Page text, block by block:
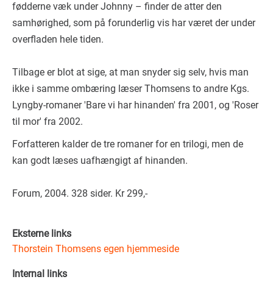
fødderne væk under Johnny – finder de atter den
samhørighed, som på forunderlig vis har været der under
overfladen hele tiden.
Tilbage er blot at sige, at man snyder sig selv, hvis man
ikke i samme ombæring læser Thomsens to andre Kgs.
Lyngby-romaner 'Bare vi har hinanden' fra 2001, og 'Roser
til mor' fra 2002.
Forfatteren kalder de tre romaner for en trilogi, men de
kan godt læses uafhængigt af hinanden.
Forum, 2004. 328 sider. Kr 299,-
Eksterne links
Thorstein Thomsens egen hjemmeside
Internal links